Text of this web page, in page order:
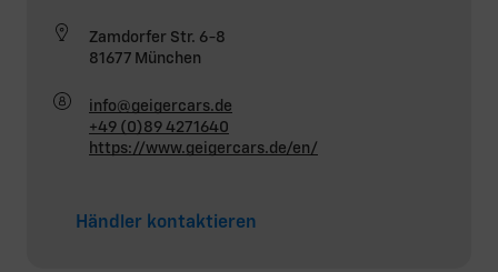
Zamdorfer Str. 6-8
81677 München
info@geigercars.de
+49 (0)89 4271640
https://www.geigercars.de/en/
Händler kontaktieren